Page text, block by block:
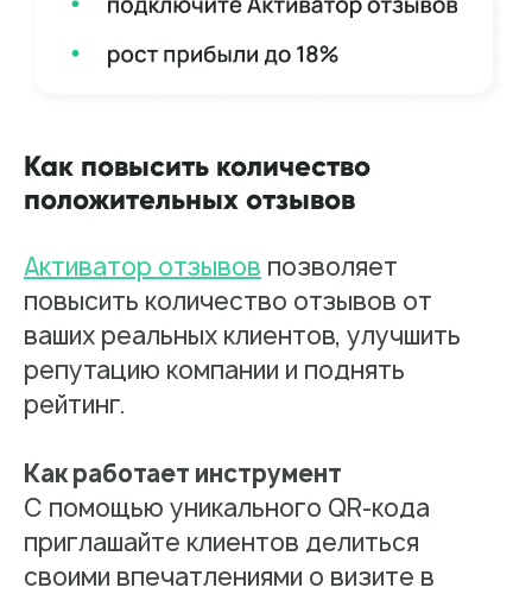
Как повысить количество
положительных отзывов
Активатор отзывов позволяет
повысить количество отзывов от
ваших реальных клиентов, улучшить
репутацию компании и поднять
рейтинг.
Как работает инструмент
С помощью уникального QR-кода
приглашайте клиентов делиться
своими впечатлениями о визите в